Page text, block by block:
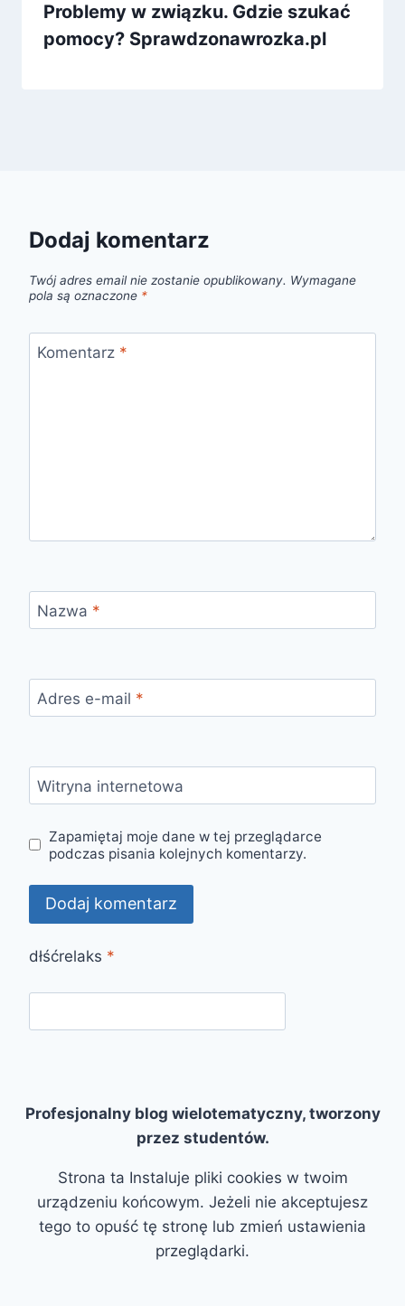
Problemy w związku. Gdzie szukać
pomocy? Sprawdzonawrozka.pl
Dodaj komentarz
Twój adres email nie zostanie opublikowany. Wymagane
pola są oznaczone *
Komentarz *
Nazwa *
Adres e-mail *
Witryna internetowa
Zapamiętaj moje dane w tej przeglądarce
podczas pisania kolejnych komentarzy.
dłśćrelaks *
Profesjonalny blog wielotematyczny, tworzony
przez studentów.
Strona ta Instaluje pliki cookies w twoim
urządzeniu końcowym. Jeżeli nie akceptujesz
tego to opuść tę stronę lub zmień ustawienia
przeglądarki.